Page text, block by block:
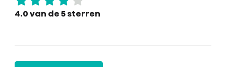
4.0 van de 5 sterren